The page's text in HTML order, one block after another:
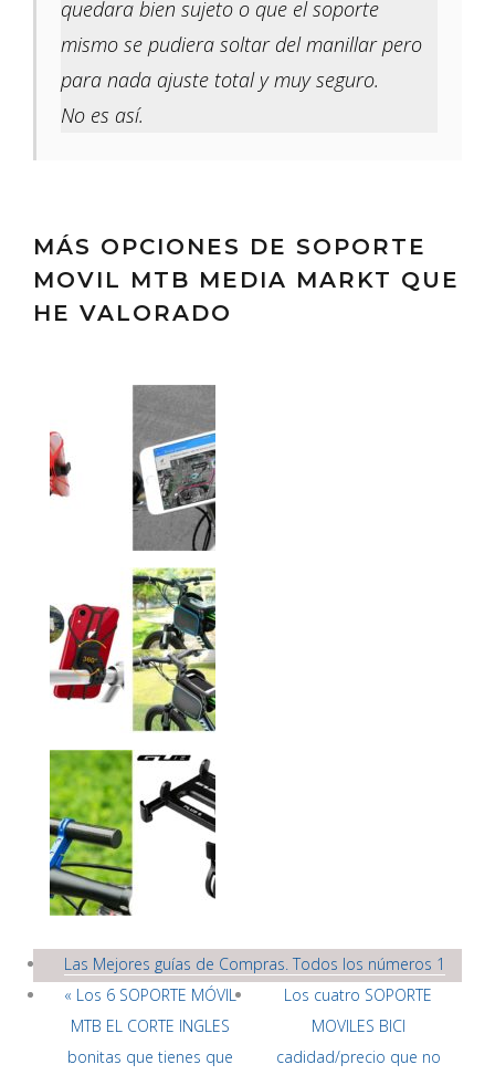
quedara bien sujeto o que el soporte
mismo se pudiera soltar del manillar pero
para nada ajuste total y muy seguro.
No es así.
MÁS OPCIONES DE SOPORTE
MOVIL MTB MEDIA MARKT QUE
HE VALORADO
Las Mejores guías de Compras. Todos los números 1
« Los 6 SOPORTE MÓVIL
MTB EL CORTE INGLES
bonitas que tienes que
Los cuatro SOPORTE
MOVILES BICI
cadidad/precio que no